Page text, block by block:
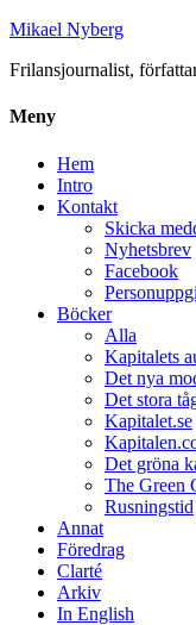
Mikael Nyberg
Frilansjournalist,
Meny
Hem
Intro
Kontakt
Skicka
Nyhetsbrev
Facebook
Böcker
Alla
Kapitalets
Det nya
Det stora
Kapitalet.se
Det gröna
The Green
Rusningstid
Annat
Föredrag
Clarté
Arkiv
In English